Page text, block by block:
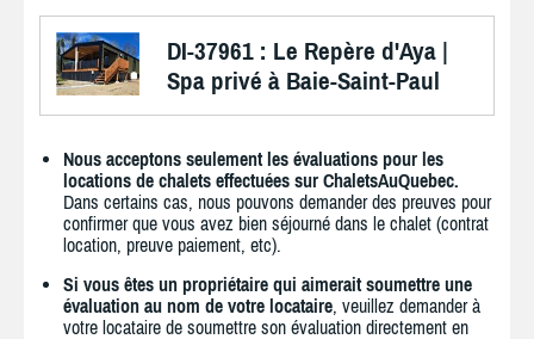
DI-37961 : Le Repère d'Aya |
Spa privé à Baie-Saint-Paul
Nous acceptons seulement les évaluations pour les
locations de chalets effectuées sur ChaletsAuQuebec.
Dans certains cas, nous pouvons demander des preuves pour
confirmer que vous avez bien séjourné dans le chalet (contrat
location, preuve paiement, etc).
Si vous êtes un propriétaire qui aimerait soumettre une
évaluation au nom de votre locataire, veuillez demander à
votre locataire de soumettre son évaluation directement en